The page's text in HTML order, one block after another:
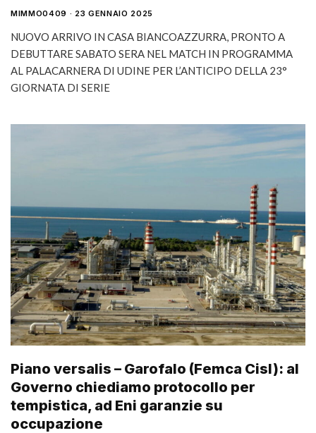
MIMMO0409 23 GENNAIO 2025
NUOVO ARRIVO IN CASA BIANCOAZZURRA, PRONTO A
DEBUTTARE SABATO SERA NEL MATCH IN PROGRAMMA
AL PALACARNERA DI UDINE PER L’ANTICIPO DELLA 23°
GIORNATA DI SERIE
Piano versalis – Garofalo (Femca Cisl): al
Governo chiediamo protocollo per
tempistica, ad Eni garanzie su
occupazione